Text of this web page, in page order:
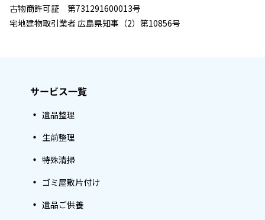
古物商許可証 第731291600013号
宅地建物取引業者 広島県知事（2）第10856号
サービス一覧
遺品整理
生前整理
特殊清掃
ゴミ屋敷片付け
遺品ご供養